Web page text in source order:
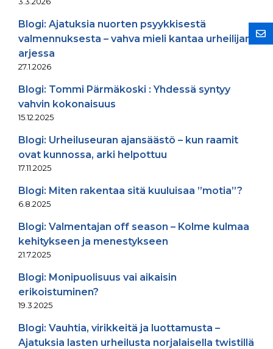
Blogi: Ajatuksia nuorten psyykkisestä
valmennuksesta – vahva mieli kantaa urheilijan
arjessa
27.1.2026
Blogi: Tommi Pärmäkoski : Yhdessä syntyy
vahvin kokonaisuus
15.12.2025
Blogi: Urheiluseuran ajansäästö – kun raamit
ovat kunnossa, arki helpottuu
17.11.2025
Blogi: Miten rakentaa sitä kuuluisaa ”motia”?
6.8.2025
Blogi: Valmentajan off season – Kolme kulmaa
kehitykseen ja menestykseen
21.7.2025
Blogi: Monipuolisuus vai aikaisin
erikoistuminen?
19.3.2025
Blogi: Vauhtia, virikkeitä ja luottamusta –
Ajatuksia lasten urheilusta norjalaisella twistillä